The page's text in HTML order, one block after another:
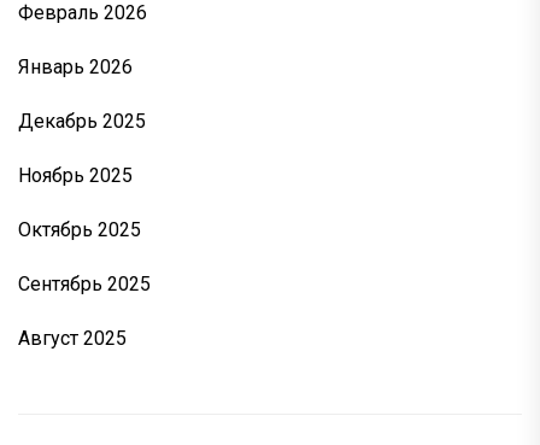
Февраль 2026
Январь 2026
Декабрь 2025
Ноябрь 2025
Октябрь 2025
Сентябрь 2025
Август 2025